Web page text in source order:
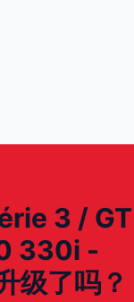
3 / GT
330i -
级了吗？